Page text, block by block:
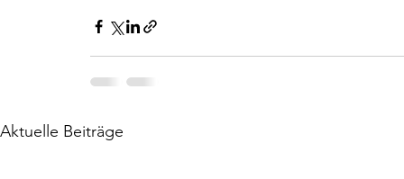
Aktuelle Beiträge